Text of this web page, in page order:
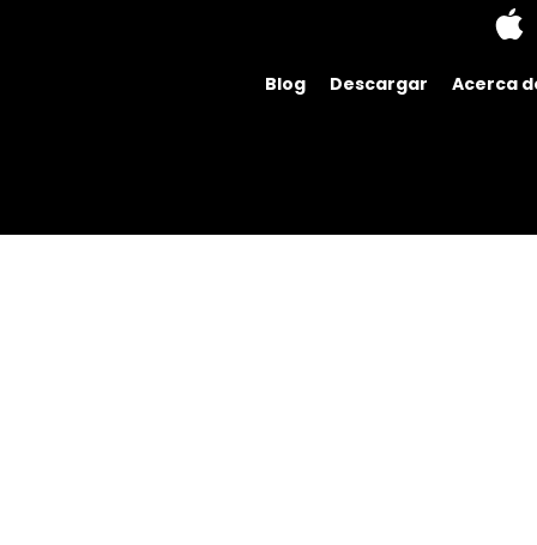
Blog Descargar Acerca